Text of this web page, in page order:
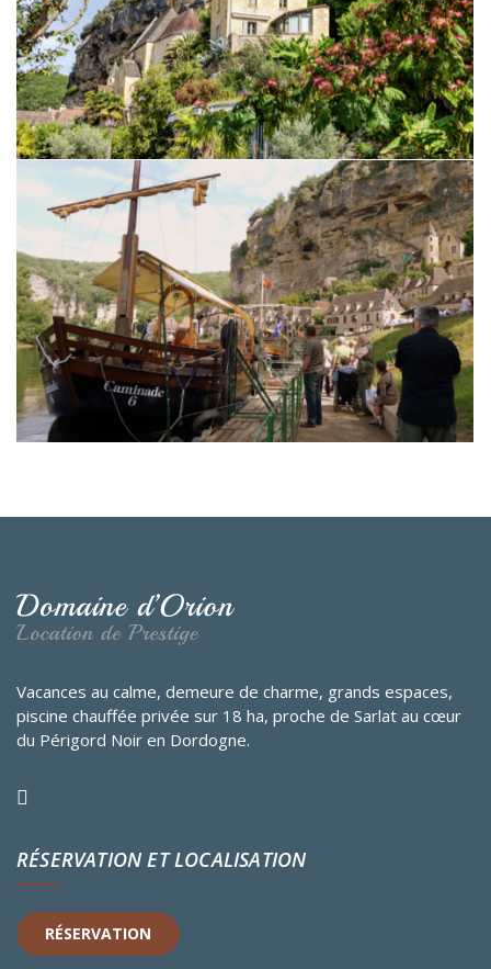
Vacances au calme, demeure de charme, grands espaces,
piscine chauffée privée sur 18 ha, proche de Sarlat au cœur
du Périgord Noir en Dordogne.
RÉSERVATION ET LOCALISATION
RÉSERVATION